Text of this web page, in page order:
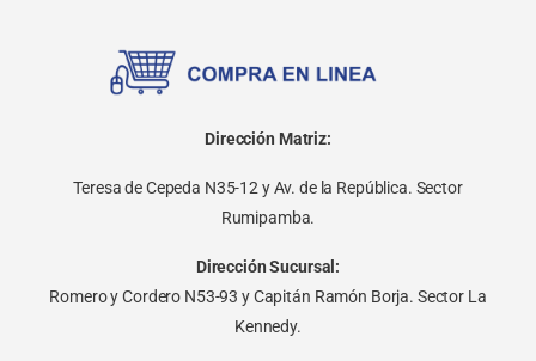
Dirección Matriz:
Teresa de Cepeda N35-12 y Av. de la República. Sector
Rumipamba.
Dirección Sucursal:
Romero y Cordero N53-93 y Capitán Ramón Borja. Sector La
Kennedy.